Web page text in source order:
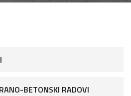
BETONSKI RADOVI